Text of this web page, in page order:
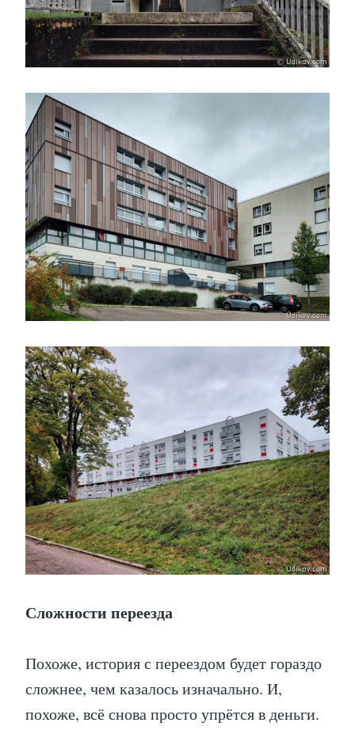
Сложности переезда
Похоже, история с переездом будет гораздо
сложнее, чем казалось изначально. И,
похоже, всё снова просто упрётся в деньги.